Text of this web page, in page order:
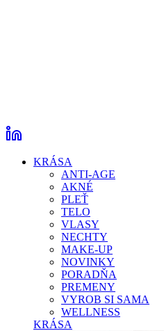
KRÁSA
ANTI-AGE
AKNÉ
PLEŤ
TELO
VLASY
NECHTY
MAKE-UP
NOVINKY
PORADŇA
PREMENY
VYROB SI SAMA
WELLNESS
KRÁSA